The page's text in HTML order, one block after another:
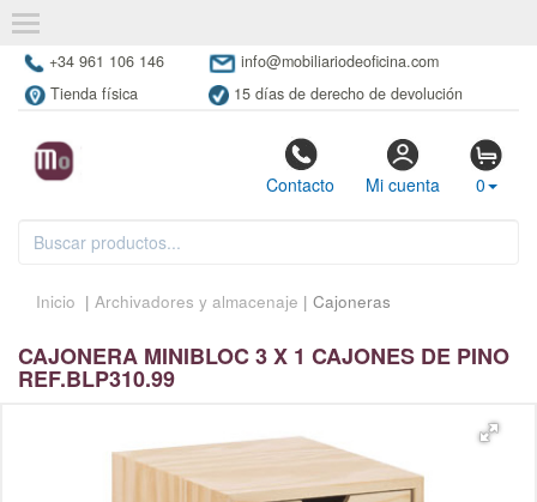
+34 961 106 146
info@mobiliariodeoficina.com
Tienda física
15 días de derecho de devolución
Contacto Mi cuenta 0
Inicio | Archivadores y almacenaje | Cajoneras
CAJONERA MINIBLOC 3 X 1 CAJONES DE PINO
REF.BLP310.99